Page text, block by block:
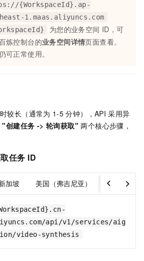
{WorkspaceId}.ap-
1.maas.aliyuncs.com
为您的业务空间 ID，可
炼控制台的业务空间详情页面查看。
可正常使用。
较长（通常为 1-5 分钟），API 采用异
"创建任务 -> 轮询获取" 两个核心步骤，
任务 ID
加坡 美国（弗吉尼亚） 德国（法
api/v1/services/aig
video-synthesis